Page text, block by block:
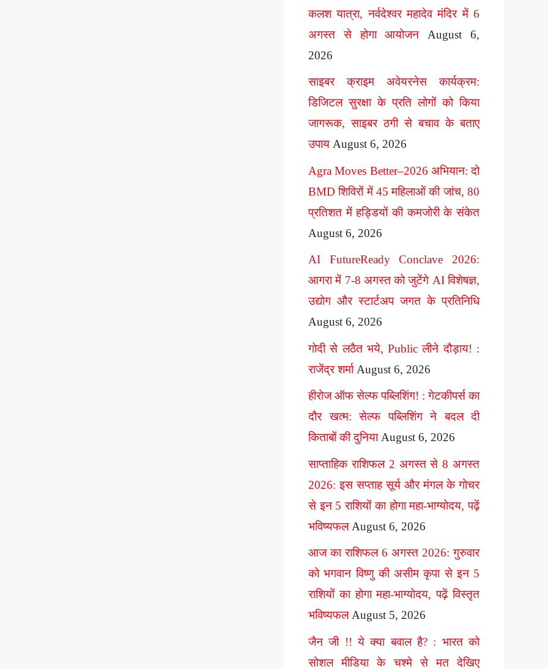
कलश यात्रा, नर्वदेश्वर महादेव मंदिर में 6
अगस्त से होगा आयोजन
August 6,
2026
साइबर क्राइम अवेयरनेस कार्यक्रम:
डिजिटल सुरक्षा के प्रति लोगों को किया
जागरूक, साइबर ठगी से बचाव के बताए
उपाय August 6, 2026
Agra Moves Better–2026 अभियान: दो
BMD शिविरों में 45 महिलाओं की जांच, 80
प्रतिशत में हड्डियों की कमजोरी के संकेत
August 6, 2026
AI FutureReady Conclave 2026:
आगरा में 7-8 अगस्त को जुटेंगे AI विशेषज्ञ,
उद्योग और स्टार्टअप जगत के प्रतिनिधि
August 6, 2026
गोदी से लठैत भये, Public लीने दौड़ाय! :
राजेंद्र शर्मा August 6, 2026
हीरोज ऑफ सेल्फ पब्लिशिंग! : गेटकीपर्स का
दौर खत्म: सेल्फ पब्लिशिंग ने बदल दी
किताबों की दुनिया August 6, 2026
साप्ताहिक राशिफल 2 अगस्त से 8 अगस्त
2026: इस सप्ताह सूर्य और मंगल के गोचर
से इन 5 राशियों का होगा महा-भाग्योदय, पढ़ें
भविष्यफल August 6, 2026
आज का राशिफल 6 अगस्त 2026: गुरुवार
को भगवान विष्णु की असीम कृपा से इन 5
राशियों का होगा महा-भाग्योदय, पढ़ें विस्तृत
भविष्यफल August 5, 2026
जैन जी !! ये क्या बवाल है? : भारत को
सोशल मीडिया के चश्मे से मत देखिए